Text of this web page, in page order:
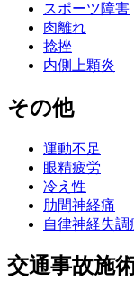
スポーツ障害
肉離れ
捻挫
内側上顆炎
その他
運動不足
眼精疲労
冷え性
肋間神経痛
自律神経失調
交通事故施